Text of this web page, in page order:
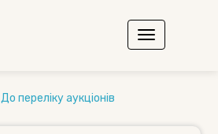
До переліку аукціонів